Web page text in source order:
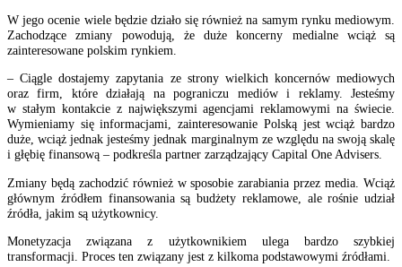
W jego ocenie wiele będzie działo się również na samym rynku mediowym.
Zachodzące zmiany powodują, że duże koncerny medialne wciąż są
zainteresowane polskim rynkiem.
– Ciągle dostajemy zapytania ze strony wielkich koncernów mediowych
oraz firm, które działają na pograniczu mediów i reklamy. Jesteśmy
w stałym kontakcie z największymi agencjami reklamowymi na świecie.
Wymieniamy się informacjami, zainteresowanie Polską jest wciąż bardzo
duże, wciąż jednak jesteśmy jednak marginalnym ze względu na swoją skalę
i głębię finansową – podkreśla partner zarządzający Capital One Advisers.
Zmiany będą zachodzić również w sposobie zarabiania przez media. Wciąż
głównym źródłem finansowania są budżety reklamowe, ale rośnie udział
źródła, jakim są użytkownicy.
Monetyzacja związana z użytkownikiem ulega bardzo szybkiej
transformacji. Proces ten związany jest z kilkoma podstawowymi źródłami.